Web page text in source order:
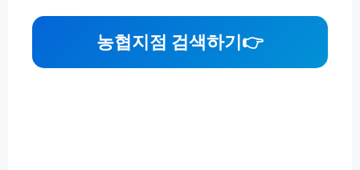
농협지점 검색하기👉